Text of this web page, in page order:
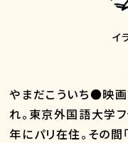
イ
やまだこういち●映画
れ。東京外国語大学
年にパリ在住。その間